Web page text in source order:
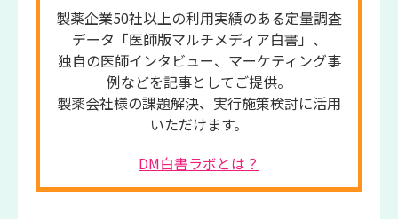
製薬企業50社以上の利用実績のある定量調査
データ「医師版マルチメディア白書」、
独自の医師インタビュー、マーケティング事
例などを記事としてご提供。
製薬会社様の課題解決、実行施策検討に活用
いただけます。
DM白書ラボとは？